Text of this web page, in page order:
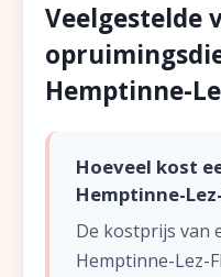
Veelgestelde
Hemptinne-
Hoeveel kost
Hemptinne-
De kostprijs van
Hemptinne-Lez-